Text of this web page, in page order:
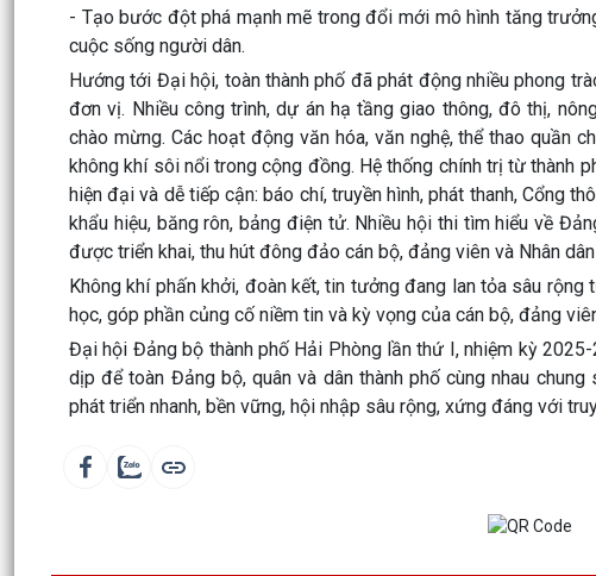
- Tạo bước đột phá mạnh mẽ trong đổi mới mô hình tăng
cuộc sống người dân.
Hướng tới Đại hội, toàn thành phố đã phát động nhiều phong
đơn vị. Nhiều công trình, dự án hạ tầng giao thông, đô thị,
chào mừng. Các hoạt động văn hóa, văn nghệ, thể thao quần
không khí sôi nổi trong cộng đồng. Hệ thống chính trị từ thành
hiện đại và dễ tiếp cận: báo chí, truyền hình, phát thanh, Cổng
khẩu hiệu, băng rôn, bảng điện tử. Nhiều hội thi tìm hiểu về
được triển khai, thu hút đông đảo cán bộ, đảng viên và Nhân
Không khí phấn khởi, đoàn kết, tin tưởng đang lan tỏa sâu
học, góp phần củng cố niềm tin và kỳ vọng của cán bộ, đảng
Đại hội Đảng bộ thành phố Hải Phòng lần thứ I, nhiệm kỳ
dịp để toàn Đảng bộ, quân và dân thành phố cùng nhau
phát triển nhanh, bền vững, hội nhập sâu rộng, xứng đáng với